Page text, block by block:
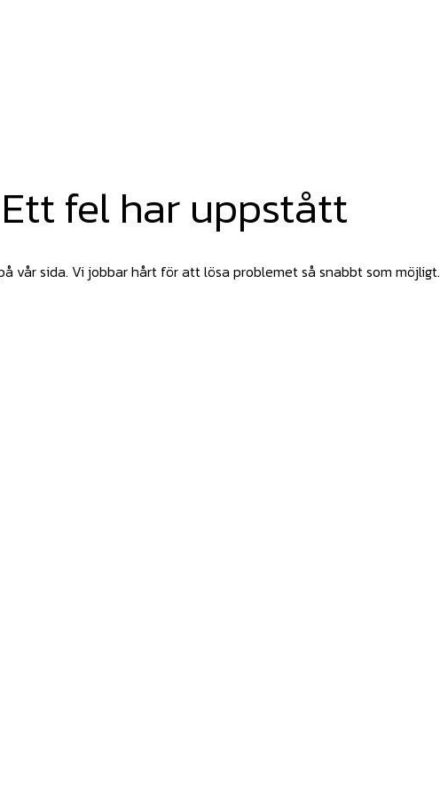
Ett fel har uppstått
vår sida. Vi jobbar hårt för att lösa problemet så snabbt som möjligt.